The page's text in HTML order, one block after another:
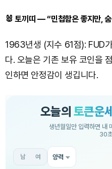
🐰 토끼띠 — “민첩함은 좋지만,
1963년생 (지수 61점): FUD
다. 오늘은 기존 보유 코인을
인하면 안정감이 생깁니다.